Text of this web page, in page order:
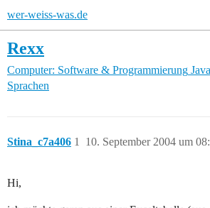
wer-weiss-was.de
Rexx
Computer: Software & Programmierung
Sprachen
Stina_c7a406 10. September 2004 um
1
Hi,